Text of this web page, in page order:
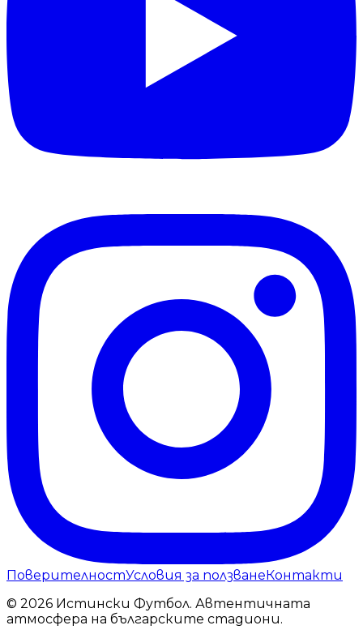
ПоверителностУсловия за ползванеКонтакти
© 2026 Истински Футбол. Автентичната
атмосфера на българските стадиони.